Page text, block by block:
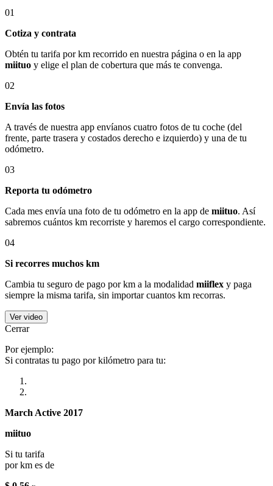
01
Cotiza y contrata
Obtén tu tarifa por km recorrido en nuestra página o en la app
miituo y elige el plan de cobertura que más te convenga.
02
Envía las fotos
A través de nuestra app envíanos cuatro fotos de tu coche (del
frente, parte trasera y costados derecho e izquierdo) y una de tu
odómetro.
03
Reporta tu odómetro
Cada mes envía una foto de tu odómetro en la app de miituo. Así
sabremos cuántos km recorriste y haremos el cargo correspondiente.
04
Si recorres muchos km
Cambia tu seguro de pago por km a la modalidad miiflex y paga
siempre la misma tarifa, sin importar cuantos km recorras.
Ver video
Cerrar
Por ejemplo:
Si contratas tu pago por kilómetro para tu:
March Active 2017
miituo
Si tu tarifa
por km es de